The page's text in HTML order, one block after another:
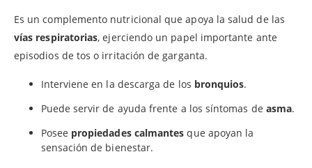
Es un complemento nutricional que apoya la salud de las
vías respiratorias, ejerciendo un papel importante ante
episodios de tos o irritación de garganta.
Interviene en la descarga de los bronquios.
Puede servir de ayuda frente a los síntomas de asma.
Posee propiedades calmantes que apoyan la
sensación de bienestar.